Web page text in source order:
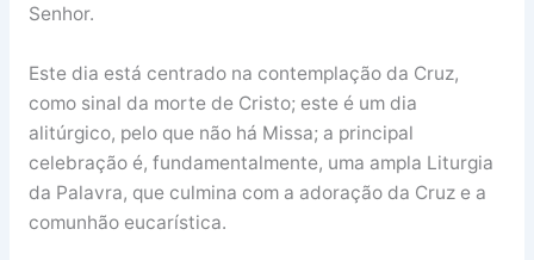
Senhor.
Este dia está centrado na contemplação da Cruz,
como sinal da morte de Cristo; este é um dia
alitúrgico, pelo que não há Missa; a principal
celebração é, fundamentalmente, uma ampla Liturgia
da Palavra, que culmina com a adoração da Cruz e a
comunhão eucarística.